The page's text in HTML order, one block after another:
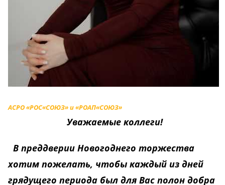
АСРО «РОС«СОЮЗ» и«РОАП«СОЮЗ»
Уважаемые коллеги!
В преддверии Новогоднего торжества
хотим пожелать, чтобы каждый из дней
грядущего периода был для Вас полон добра